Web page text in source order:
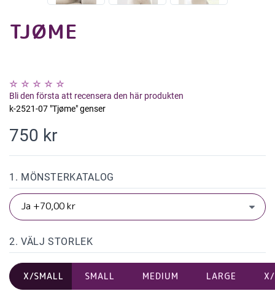
TJØME
Bli den första att recensera den här produkten
k-2521-07 "Tjøme" genser
750 kr
1. MÖNSTERKATALOG
2. VÄLJ STORLEK
X/SMALL SMALL MEDIUM LARGE